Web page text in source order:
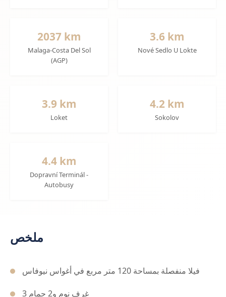
2037 km
Malaga-Costa Del Sol
(AGP)
3.6 km
Nové Sedlo U Lokte
3.9 km
Loket
4.2 km
Sokolov
4.4 km
Dopravní Terminál -
Autobusy
ملخص
فيلا منفصلة بمساحة 120 متر مربع في أغواس نيوفاس
3 غرف نوم و2 حمام